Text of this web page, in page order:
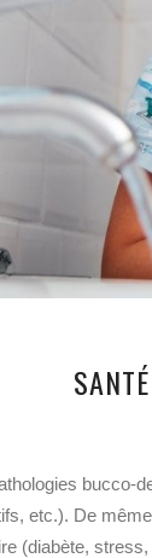
bucco-
etc.). De
(diabète,